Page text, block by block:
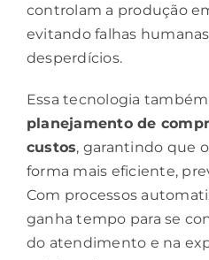
controlam a produção
evitando falhas
desperdícios.
Essa tecnologia
planejamentode
custos, garantindo que
forma mais eficiente,
Com processos
ganha tempo para se
do atendimento e na